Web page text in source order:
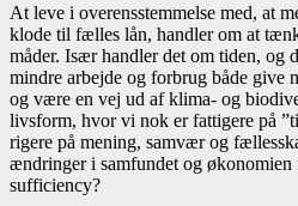
At leve i overensstemmelse med, at
klode til fælles lån, handler om at
måder. Især handler det om tiden, og
mindre arbejde og forbrug både give
og være en vej ud af klima- og
livsform, hvor vi nok er fattigere på
rigere på mening, samvær og
ændringer i samfundet og
sufficiency?